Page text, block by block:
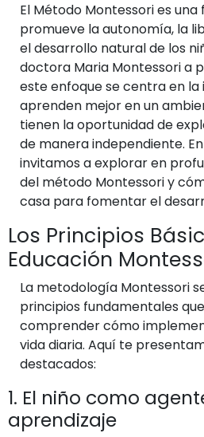
El Método Montessori es
promueve la autonomía, la
el desarrollo natural de los
doctora Maria Montessori a
este enfoque se centra en la
aprenden mejor en un
tienen la oportunidad de
de manera independiente.
invitamos a explorar en
del método Montessori y
casa para fomentar el
Los Principios
Educación
La metodología Montessori
principios fundamentales
comprender cómo
vida diaria. Aquí te
destacados:
1. El niño como
aprendizaje